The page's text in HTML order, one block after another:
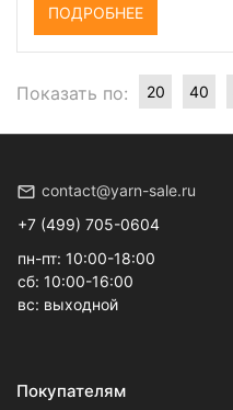
ПОДРОБНЕЕ
Показать по: 20 40
contact@yarn-sale.ru
+7 (499) 705-0604
пн-пт: 10:00-18:00
сб: 10:00-16:00
вс: выходной
Покупателям